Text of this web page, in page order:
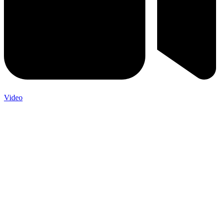
Video